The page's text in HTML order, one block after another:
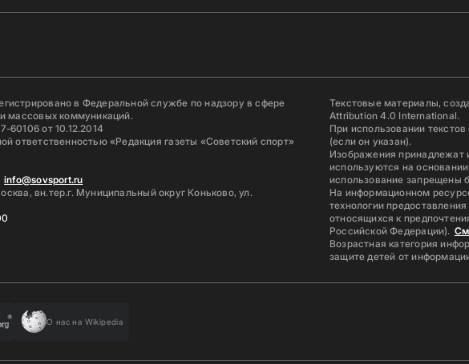
в Федеральной службе по надзору в сфере
массовых коммуникаций.
от 10.12.2014
ответственностью «Редакция газеты «Советский спорт»
info@sovsport.ru
вн.тер.г. Муниципальный округ Коньково, ул.
Текстовые материалы,
Attribution 4.0 International.
При использовании
(если он указан).
Изображения принадлежат
используются на
использование запрещены
На информационном
технологии
относящихся к
Российской Федерации).
Возрастная категория
защите детей от
О нас на Wikipedia